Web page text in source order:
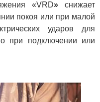
«VRD»снижает
покоя или при малой
ударов для
при подключении или